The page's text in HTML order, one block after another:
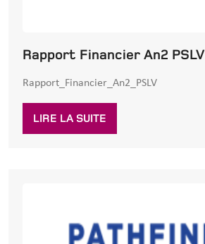
Rapport Financier An2 PSLV
Rapport_Financier_An2_PSLV
LIRE LA SUITE